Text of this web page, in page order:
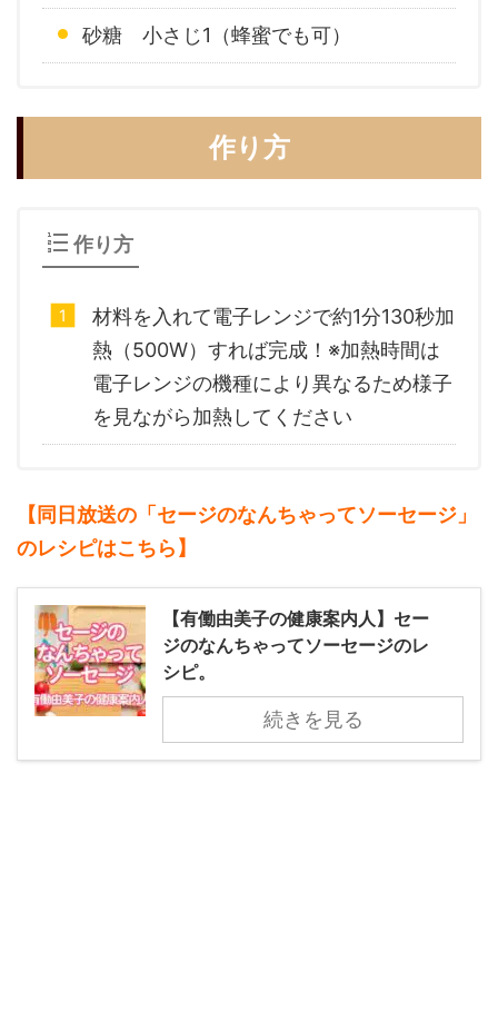
砂糖 小さじ1（蜂蜜でも可）
作り方
作り方
材料を入れて電子レンジで約1分130秒加
熱（500W）すれば完成！※加熱時間は
電子レンジの機種により異なるため様子
を見ながら加熱してください
【同日放送の「セージのなんちゃってソーセージ」
のレシピはこちら】
【有働由美子の健康案内人】セー
ジのなんちゃってソーセージのレ
シピ。
続きを見る